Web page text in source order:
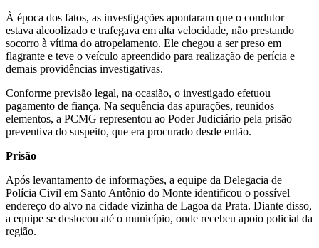
À época dos fatos, as investigações apontaram que o condutor
estava alcoolizado e trafegava em alta velocidade, não prestando
socorro à vítima do atropelamento. Ele chegou a ser preso em
flagrante e teve o veículo apreendido para realização de perícia e
demais providências investigativas.
Conforme previsão legal, na ocasião, o investigado efetuou
pagamento de fiança. Na sequência das apurações, reunidos
elementos, a PCMG representou ao Poder Judiciário pela prisão
preventiva do suspeito, que era procurado desde então.
Prisão
Após levantamento de informações, a equipe da Delegacia de
Polícia Civil em Santo Antônio do Monte identificou o possível
endereço do alvo na cidade vizinha de Lagoa da Prata. Diante disso,
a equipe se deslocou até o município, onde recebeu apoio policial da
região.